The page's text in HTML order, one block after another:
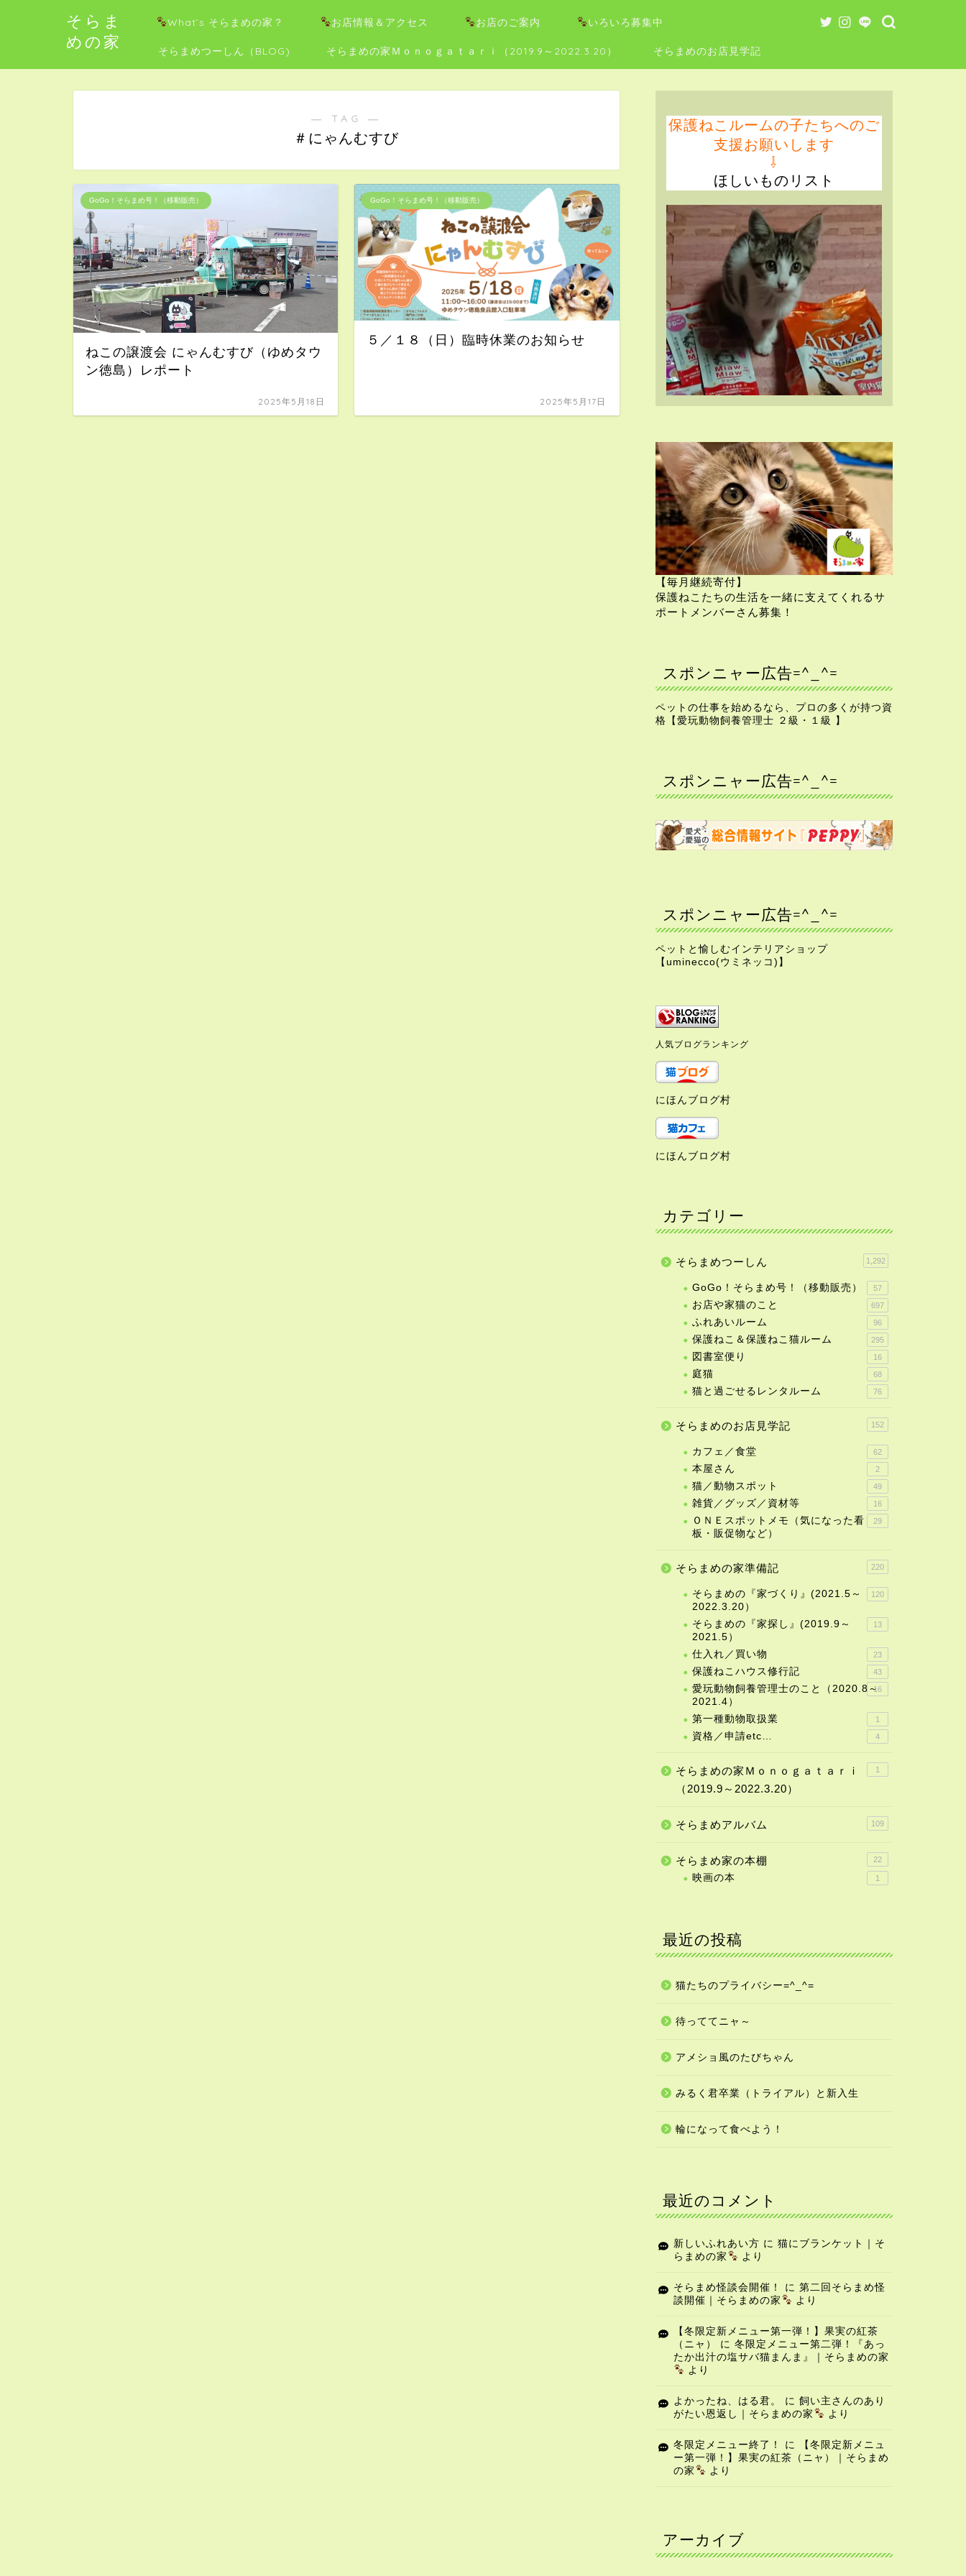
そらま
めの家
What’s そらまめの家？ お店情報＆アクセス お店のご案内 いろいろ募集中
そらまめつーしん（BLOG) そらまめの家Ｍｏｎｏｇａｔａｒｉ（2019.9～2022.3.20） そらまめのお店見学記
― TAG ―
＃にゃんむすび
GoGo！そらまめ号！（移動販売）
ねこの譲渡会 にゃんむすび（ゆめタウ
ン徳島）レポート
2025年5月18日
GoGo！そらまめ号！（移動販売）
５／１８（日）臨時休業のお知らせ
2025年5月17日
保護ねこルームの子たちへのご
支援お願いします
⇩
ほしいものリスト
【毎月継続寄付】
保護ねこたちの生活を一緒に支えてくれるサ
ポートメンバーさん募集！
スポンニャー広告=^_^=
ペットの仕事を始めるなら、プロの多くが持つ資
格【愛玩動物飼養管理士 ２級・１級 】
スポンニャー広告=^_^=
スポンニャー広告=^_^=
ペットと愉しむインテリアショップ
【uminecco(ウミネッコ)】
人気ブログランキング
にほんブログ村
にほんブログ村
カテゴリー
そらまめつーしん 1,292
GoGo！そらまめ号！（移動販売） 57
お店や家猫のこと 697
ふれあいルーム 96
保護ねこ＆保護ねこ猫ルーム 295
図書室便り 16
庭猫 68
猫と過ごせるレンタルーム 76
そらまめのお店見学記 152
カフェ／食堂 62
本屋さん 2
猫／動物スポット 49
雑貨／グッズ／資材等 16
ＯＮＥスポットメモ（気になった看
板・販促物など）
29
そらまめの家準備記 220
そらまめの『家づくり』(2021.5～
2022.3.20）
120
そらまめの『家探し』(2019.9～
2021.5）
13
仕入れ／買い物 23
保護ねこハウス修行記 43
愛玩動物飼養管理士のこと（2020.8～
2021.4）
16
第一種動物取扱業 1
資格／申請etc… 4
そらまめの家Ｍｏｎｏｇａｔａｒｉ
（2019.9～2022.3.20）
1
そらまめアルバム 109
そらまめ家の本棚 22
映画の本 1
最近の投稿
猫たちのプライバシー=^_^=
待っててニャ～
アメショ風のたびちゃん
みるく君卒業（トライアル）と新入生
輪になって食べよう！
最近のコメント
新しいふれあい方 に 猫にブランケット｜そ
らまめの家
より
そらまめ怪談会開催！ に 第二回そらまめ怪
談開催｜そらまめの家
より
【冬限定新メニュー第一弾！】果実の紅茶
（ニャ）
に 冬限定メニュー第二弾！『あっ
たか出汁の塩サバ猫まんま』｜そらまめの家
より
よかったね、はる君。 に 飼い主さんのあり
がたい恩返し｜そらまめの家
より
冬限定メニュー終了！ に
【冬限定新メニュ
ー第一弾！】果実の紅茶（ニャ）｜そらまめ
の家
より
アーカイブ